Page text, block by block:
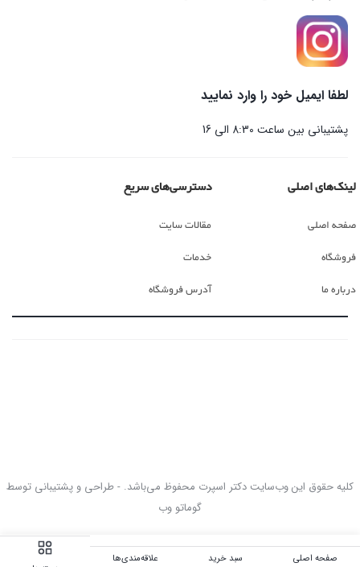
لطفا ایمیل خود را وارد نمایید
پشتیبانی بین ساعت 8:30 الی 16
لینک‌های اصلی
صفحه اصلی
فروشگاه
درباره ما
دسترسی‌های سریع
مقالات سایت
خدمات
آدرس فروشگاه
کلیه حقوق این وب‌سایت دکتر اسپرت محفوظ می‌باشد. - طراحی و پشتیبانی توسط
گوماتو وب
صفحه اصلی سبد خرید علاقه‌مندی‌ها